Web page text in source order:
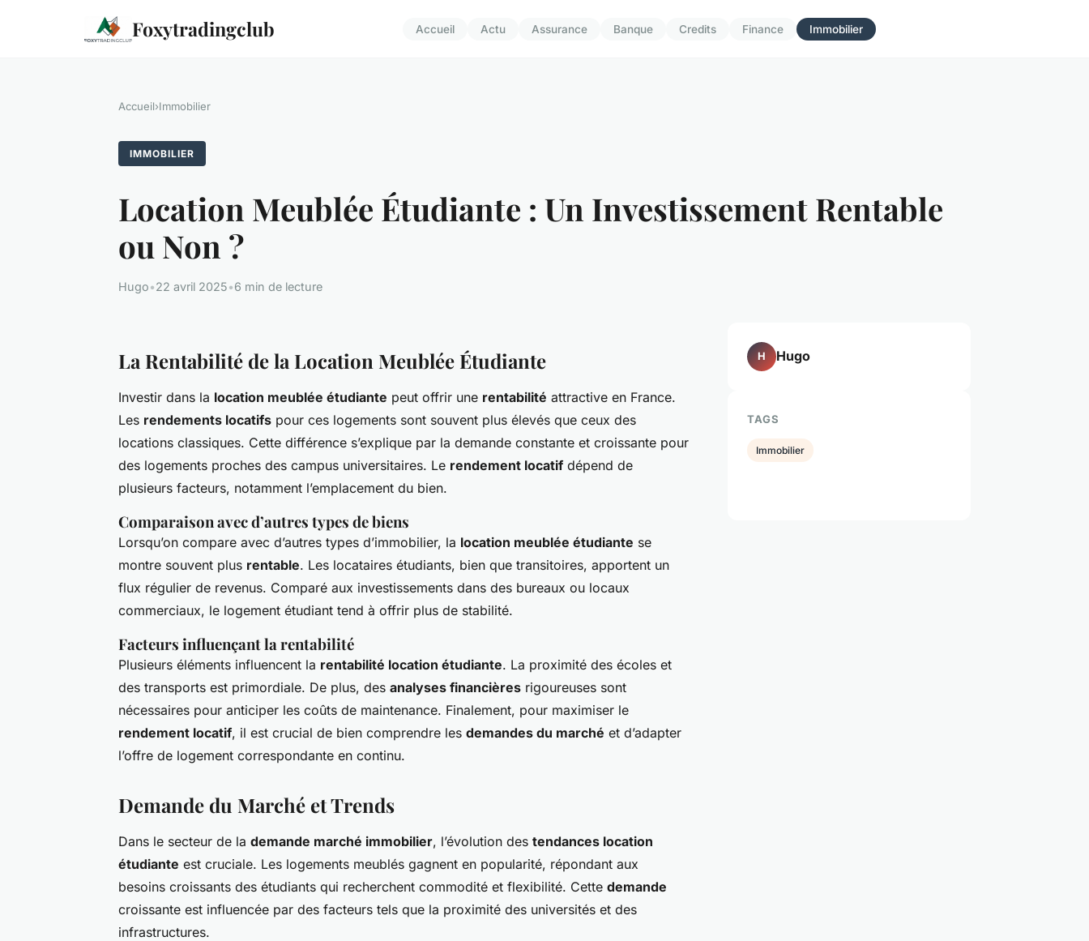
Foxytradingclub Accueil Actu Assurance Banque Credits Finance Immobilier
Accueil›Immobilier
IMMOBILIER
Location Meublée Étudiante : Un Investissement Rentable
ou Non ?
Hugo•22 avril 2025•6 min de lecture
La Rentabilité de la Location Meublée Étudiante
Investir dans la location meublée étudiante peut offrir une rentabilité attractive en France.
Les rendements locatifs pour ces logements sont souvent plus élevés que ceux des
locations classiques. Cette différence s’explique par la demande constante et croissante pour
des logements proches des campus universitaires. Le rendement locatifdépend de
plusieurs facteurs, notamment l’emplacement du bien.
Comparaison avec d’autres types de biens
Lorsqu’on compare avec d’autres types d’immobilier, la location meublée étudiante se
montre souvent plus rentable. Les locataires étudiants, bien que transitoires, apportent un
flux régulier de revenus. Comparé aux investissements dans des bureaux ou locaux
commerciaux, le logement étudiant tend à offrir plus de stabilité.
Facteurs influençant la rentabilité
Plusieurs éléments influencent la rentabilité location étudiante. La proximité des écoles et
des transports est primordiale. De plus, des analyses financières rigoureuses sont
nécessaires pour anticiper les coûts de maintenance. Finalement, pour maximiser le
rendement locatif, il est crucial de bien comprendre les demandes du marché et d’adapter
l’offre de logement correspondante en continu.
Demande du Marché et Trends
Dans le secteur de la demande marché immobilier, l’évolution des tendances location
étudiante est cruciale. Les logements meublés gagnent en popularité, répondant aux
besoins croissants des étudiants qui recherchent commodité et flexibilité. Cette demande
croissante est influencée par des facteurs tels que la proximité des universités et des
infrastructures.
H Hugo
TAGS
Immobilier